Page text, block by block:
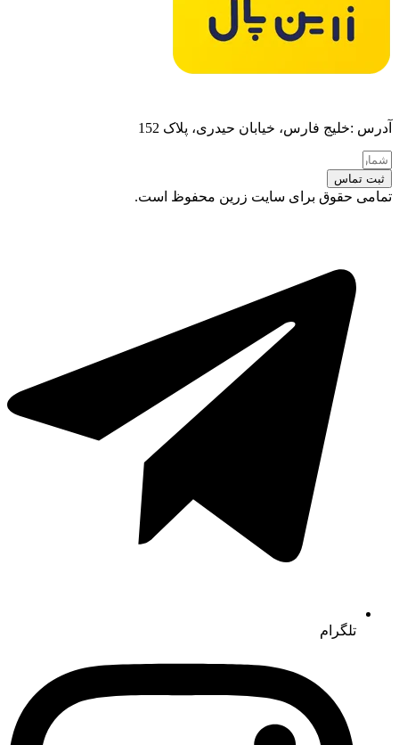
آدرس :خلیج فارس، خیابان حیدری، پلاک 152
ثبت تماس
تمامی حقوق برای سایت زرین محفوظ است.
تلگرام